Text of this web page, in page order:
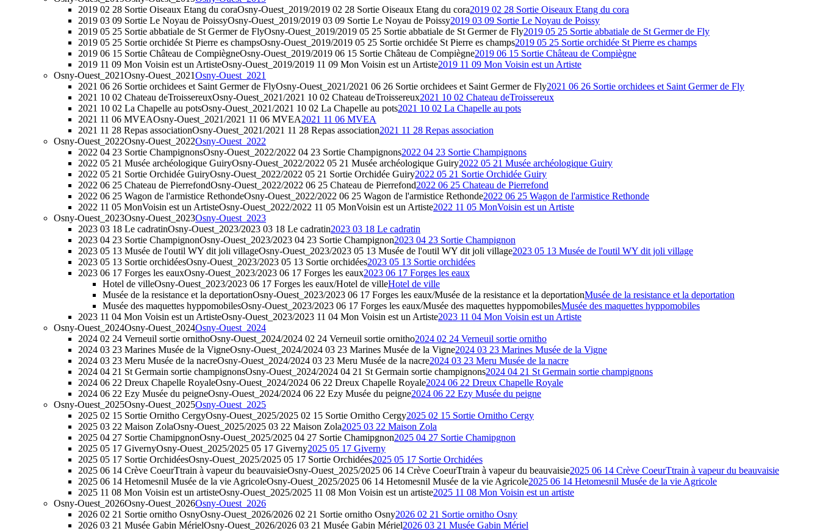
2019 02 28 Sortie Oiseaux Etang du coraOsny-Ouest_2019/2019 02 28 Sortie Oiseaux Etang du cora2019 02 28 Sortie Oiseaux Etang du cora
2019 03 09 Sortie Le Noyau de PoissyOsny-Ouest_2019/2019 03 09 Sortie Le Noyau de Poissy2019 03 09 Sortie Le Noyau de Poissy
2019 05 25 Sortie abbatiale de St Germer de FlyOsny-Ouest_2019/2019 05 25 Sortie abbatiale de St Germer de Fly2019 05 25 Sortie abbatiale de St Germer de Fly
2019 05 25 Sortie orchidée St Pierre es champsOsny-Ouest_2019/2019 05 25 Sortie orchidée St Pierre es champs2019 05 25 Sortie orchidée St Pierre es champs
2019 06 15 Sortie Château de CompiègneOsny-Ouest_2019/2019 06 15 Sortie Château de Compiègne2019 06 15 Sortie Château de Compiègne
2019 11 09 Mon Voisin est un ArtisteOsny-Ouest_2019/2019 11 09 Mon Voisin est un Artiste2019 11 09 Mon Voisin est un Artiste
Osny-Ouest_2021Osny-Ouest_2021Osny-Ouest_2021
2021 06 26 Sortie orchidees et Saint Germer de FlyOsny-Ouest_2021/2021 06 26 Sortie orchidees et Saint Germer de Fly2021 06 26 Sortie orchidees et Saint Germer de Fly
2021 10 02 Chateau deTroissereuxOsny-Ouest_2021/2021 10 02 Chateau deTroissereux2021 10 02 Chateau deTroissereux
2021 10 02 La Chapelle au potsOsny-Ouest_2021/2021 10 02 La Chapelle au pots2021 10 02 La Chapelle au pots
2021 11 06 MVEAOsny-Ouest_2021/2021 11 06 MVEA2021 11 06 MVEA
2021 11 28 Repas associationOsny-Ouest_2021/2021 11 28 Repas association2021 11 28 Repas association
Osny-Ouest_2022Osny-Ouest_2022Osny-Ouest_2022
2022 04 23 Sortie ChampignonsOsny-Ouest_2022/2022 04 23 Sortie Champignons2022 04 23 Sortie Champignons
2022 05 21 Musée archéologique GuiryOsny-Ouest_2022/2022 05 21 Musée archéologique Guiry2022 05 21 Musée archéologique Guiry
2022 05 21 Sortie Orchidée GuiryOsny-Ouest_2022/2022 05 21 Sortie Orchidée Guiry2022 05 21 Sortie Orchidée Guiry
2022 06 25 Chateau de PierrefondOsny-Ouest_2022/2022 06 25 Chateau de Pierrefond2022 06 25 Chateau de Pierrefond
2022 06 25 Wagon de l'armistice RethondeOsny-Ouest_2022/2022 06 25 Wagon de l'armistice Rethonde2022 06 25 Wagon de l'armistice Rethonde
2022 11 05 MonVoisin est un ArtisteOsny-Ouest_2022/2022 11 05 MonVoisin est un Artiste2022 11 05 MonVoisin est un Artiste
Osny-Ouest_2023Osny-Ouest_2023Osny-Ouest_2023
2023 03 18 Le cadratinOsny-Ouest_2023/2023 03 18 Le cadratin2023 03 18 Le cadratin
2023 04 23 Sortie ChampignonOsny-Ouest_2023/2023 04 23 Sortie Champignon2023 04 23 Sortie Champignon
2023 05 13 Musée de l'outil WY dit joli villageOsny-Ouest_2023/2023 05 13 Musée de l'outil WY dit joli village2023 05 13 Musée de l'outil WY dit joli village
2023 05 13 Sortie orchidéesOsny-Ouest_2023/2023 05 13 Sortie orchidées2023 05 13 Sortie orchidées
2023 06 17 Forges les eauxOsny-Ouest_2023/2023 06 17 Forges les eaux2023 06 17 Forges les eaux
Hotel de villeOsny-Ouest_2023/2023 06 17 Forges les eaux/Hotel de villeHotel de ville
Musée de la resistance et la deportationOsny-Ouest_2023/2023 06 17 Forges les eaux/Musée de la resistance et la deportationMusée de la resistance et la deportation
Musée des maquettes hyppomobilesOsny-Ouest_2023/2023 06 17 Forges les eaux/Musée des maquettes hyppomobilesMusée des maquettes hyppomobiles
2023 11 04 Mon Voisin est un ArtisteOsny-Ouest_2023/2023 11 04 Mon Voisin est un Artiste2023 11 04 Mon Voisin est un Artiste
Osny-Ouest_2024Osny-Ouest_2024Osny-Ouest_2024
2024 02 24 Verneuil sortie ornithoOsny-Ouest_2024/2024 02 24 Verneuil sortie ornitho2024 02 24 Verneuil sortie ornitho
2024 03 23 Marines Musée de la VigneOsny-Ouest_2024/2024 03 23 Marines Musée de la Vigne2024 03 23 Marines Musée de la Vigne
2024 03 23 Meru Musée de la nacreOsny-Ouest_2024/2024 03 23 Meru Musée de la nacre2024 03 23 Meru Musée de la nacre
2024 04 21 St Germain sortie champignonsOsny-Ouest_2024/2024 04 21 St Germain sortie champignons2024 04 21 St Germain sortie champignons
2024 06 22 Dreux Chapelle RoyaleOsny-Ouest_2024/2024 06 22 Dreux Chapelle Royale2024 06 22 Dreux Chapelle Royale
2024 06 22 Ezy Musée du peigneOsny-Ouest_2024/2024 06 22 Ezy Musée du peigne2024 06 22 Ezy Musée du peigne
Osny-Ouest_2025Osny-Ouest_2025Osny-Ouest_2025
2025 02 15 Sortie Ornitho CergyOsny-Ouest_2025/2025 02 15 Sortie Ornitho Cergy2025 02 15 Sortie Ornitho Cergy
2025 03 22 Maison ZolaOsny-Ouest_2025/2025 03 22 Maison Zola2025 03 22 Maison Zola
2025 04 27 Sortie ChamipgnonOsny-Ouest_2025/2025 04 27 Sortie Chamipgnon2025 04 27 Sortie Chamipgnon
2025 05 17 GivernyOsny-Ouest_2025/2025 05 17 Giverny2025 05 17 Giverny
2025 05 17 Sortie OrchidéesOsny-Ouest_2025/2025 05 17 Sortie Orchidées2025 05 17 Sortie Orchidées
2025 06 14 Crève CoeurTtrain à vapeur du beauvaisieOsny-Ouest_2025/2025 06 14 Crève CoeurTtrain à vapeur du beauvaisie2025 06 14 Crève CoeurTtrain à vapeur du beauvaisie
2025 06 14 Hetomesnil Musée de la vie AgricoleOsny-Ouest_2025/2025 06 14 Hetomesnil Musée de la vie Agricole2025 06 14 Hetomesnil Musée de la vie Agricole
2025 11 08 Mon Voisin est un artisteOsny-Ouest_2025/2025 11 08 Mon Voisin est un artiste2025 11 08 Mon Voisin est un artiste
Osny-Ouest_2026Osny-Ouest_2026Osny-Ouest_2026
2026 02 21 Sortie ornitho OsnyOsny-Ouest_2026/2026 02 21 Sortie ornitho Osny2026 02 21 Sortie ornitho Osny
2026 03 21 Musée Gabin MérielOsny-Ouest_2026/2026 03 21 Musée Gabin Mériel2026 03 21 Musée Gabin Mériel